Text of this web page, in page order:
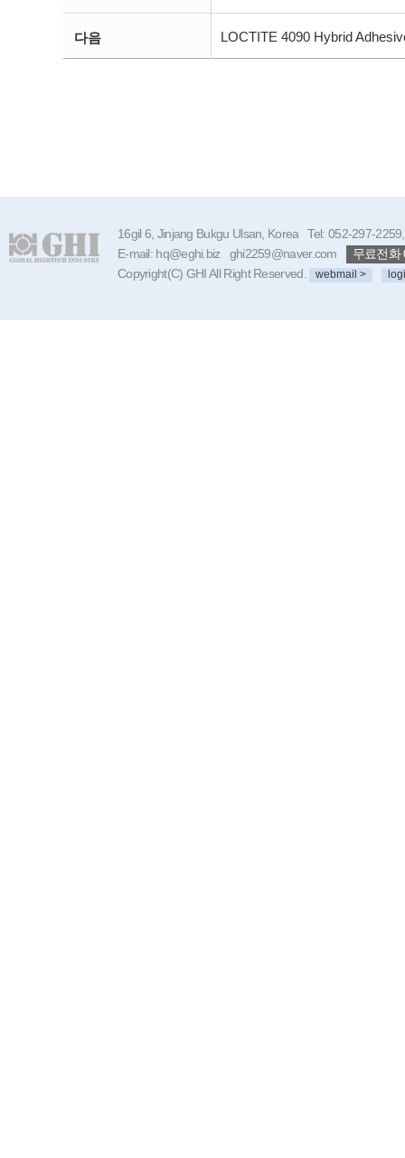
다음 LOCTITE 4090 Hybrid
16gil 6, Jinjang Bukgu Ulsan, Korea Tel: 052-297-
E-mail: hq@eghi.biz ghi2259@naver.com
무료전화
Copyright(C) GHI All Right Reserved.
webmail >